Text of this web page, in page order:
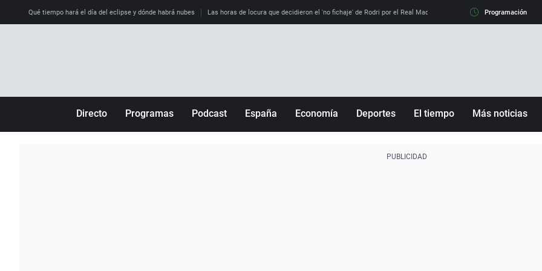
Qué tiempo hará el día del eclipse y dónde habrá nubes Las horas de locura que decidieron el 'no fichaje' de Rodri por el Real Madrid y su 'sí' al Barça La llamada
Programación
Directo Programas Podcast España Economía Deportes El tiempo Más noticias